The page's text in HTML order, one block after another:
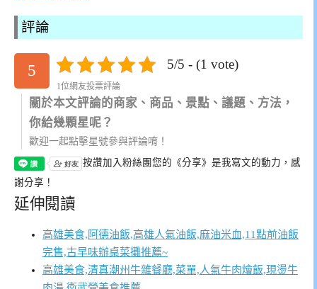
評論
5 5/5 - (1 vote)
1位網友投票評論
關於本文評論的商家、商品、景點、議題、方法，
你給幾顆星呢？
歡迎一起點擊星號參與評論唷！
按讚加入粉絲團 您的《分享》是我寫文的動力，感
謝分享！
延伸閱讀
高雄美食,阿德油飯,高雄人氣油飯,麻油米血,11點前油飯
完售,古早味辦桌菜攤推薦~
高雄美食,清真潮州牛雜餐廳,菜單,人氣牛肉燴飯,現燙牛